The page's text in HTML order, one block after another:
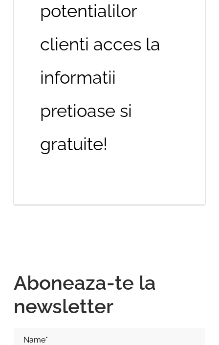
potentialilor
clienti acces la
informatii
pretioase si
gratuite!
Aboneaza-te la
newsletter